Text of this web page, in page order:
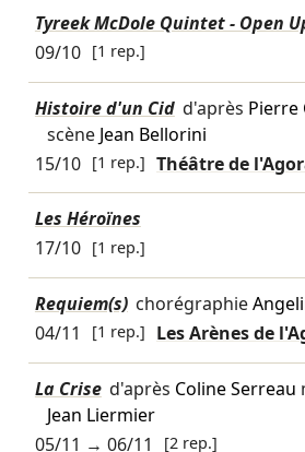
Tyreek McDole Quintet - Open
09/10 [1 rep.]
Histoire d'un Cid d'après Pierre
scène Jean Bellorini
15/10 [1 rep.] Théâtre de
Les Héroïnes
17/10 [1 rep.]
Requiem(s) chorégraphie
04/11
[1 rep.] Les Arènes de
La Crise d'après Coline Serreau
Jean Liermier
05/11 → 06/11 [2 rep.]